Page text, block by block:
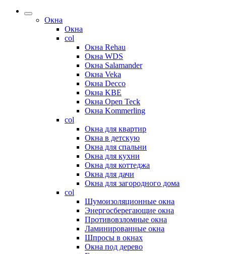
Окна
Окна
col
Окна Rehau
Окна WDS
Окна Salamander
Окна Veka
Окна Decco
Окна KBE
Окна Open Teck
Окна Kommerling
col
Окна для квартир
Окна в детскую
Окна для спальни
Окна для кухни
Окна для коттеджа
Окна для дачи
Окна для загородного дома
col
Шумоизоляционные окна
Энергосберегающие окна
Противовзломные окна
Ламинированные окна
Шпросы в окнах
Окна под дерево